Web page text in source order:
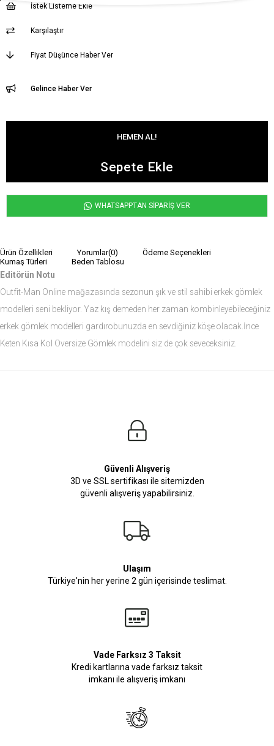
İstek Listeme Ekle
Karşılaştır
Fiyat Düşünce Haber Ver
Gelince Haber Ver
WHATSAPPTAN SİPARİŞ VER
Ürün Özellikleri Yorumlar(0)
Ödeme Seçenekleri
Kumaş Türleri
Beden Tablosu
Editörün Notu
Outfit-Man Online mağazasında sezonun şık ve stil sahibi erkek gömlek
modelleri seni bekliyor. Yaz kış demeden her zaman kombinleyebileceğiniz
erkek gömlek modelleri gardırobunuzda en sevdiğiniz köşe olacak.İnce
Keten Kısa Kol Oversize Gömlek modelini siz de çok seveceksiniz.
Manken Bedenleri Üst Grup M, Alt Grup 33 Beden ( Medium )
Güvenli Alışveriş
3D ve SSL sertifikası ile sitemizden
güvenli alışveriş yapabilirsiniz.
Ulaşım
Türkiye'nin her yerine 2 gün içerisinde teslimat.
Vade Farksız 3 Taksit
Kredi kartlarına vade farksız taksit
imkanı ile alışveriş imkanı